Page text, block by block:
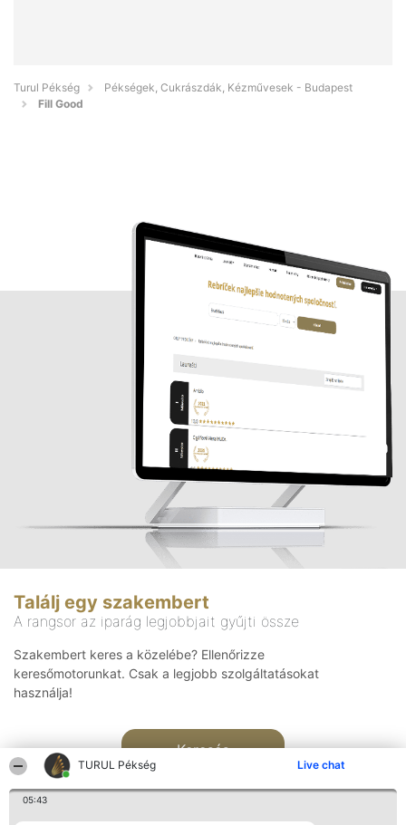
TURUL Pékség Live chat
05:43
Turul Pékség
Pékségek, Cukrászdák, Kézművesek - Budapest
Fill Good
Találj egy szakembert
A rangsor az iparág legjobbjait gyűjti össze
Szakembert keres a közelébe? Ellenőrizze
keresőmotorunkat. Csak a legjobb szolgáltatásokat
használja!
Keresés